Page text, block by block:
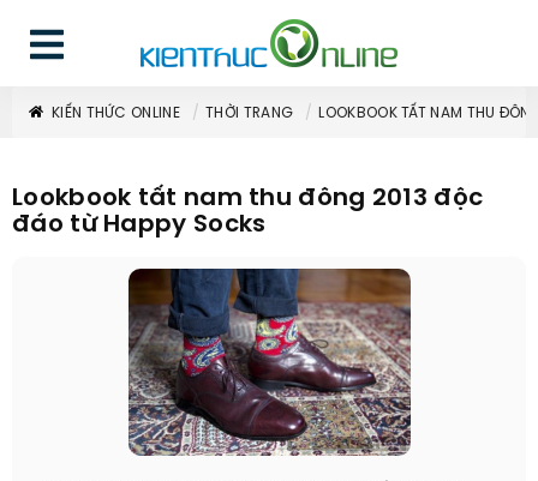
KIẾN THỨC ONLINE THỜI TRANG LOOKBOOK TẤT NAM THU
Lookbook tất nam thu đông 2013 độc
đáo từ Happy Socks